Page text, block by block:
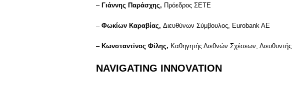
– Γιάννης Παράσχης, Πρόεδρος ΣΕΤΕ
– Φωκίων Καραβίας, Διευθύνων Σύμβουλος, Eurobank AE
– Κωνσταντίνος Φίλης, Καθηγητής Διεθνών Σχέσεων,
NAVIGATING INNOVATION